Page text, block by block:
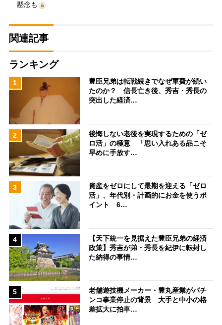
懸念も
関連記事
ランキング
1
豊臣兄弟は転戦続きでなぜ軍費が続い
たのか？ 信長亡き後、秀吉・秀長の
突出した経済…
2
後悔しない老後を実現するための「ゼ
ロ活」の極意 「思い入れある品こそ
早めに手放す…
3
資産をゼロにして最期を迎える「ゼロ
活」、年代別・計画的にお金を使うポ
イント 6…
4
【天下統一を見据えた豊臣兄弟の経済
政策】秀吉が弟・秀長を紀伊に転封し
た納得の事情…
5
老舗遊技機メーカー・豊丸産業がパチ
ンコ事業停止の背景 大手と中小の格
差拡大に拍車…